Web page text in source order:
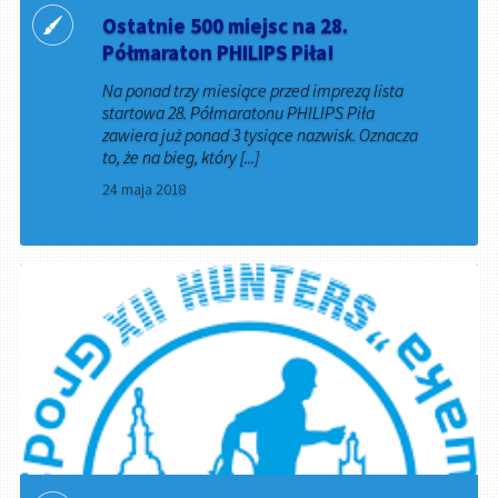
Ostatnie 500 miejsc na 28.
Półmaraton PHILIPS Piła!
Na ponad trzy miesiące przed imprezą lista
startowa 28. Półmaratonu PHILIPS Piła
zawiera już ponad 3 tysiące nazwisk. Oznacza
to, że na bieg, który [...]
24 maja 2018